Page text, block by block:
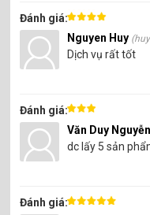
Đánh giá:
Nguyen Huy
Dịch vụ rất tốt
Đánh giá:
Văn Duy Nguyễn
dc lấy 5 sản
Đánh giá: